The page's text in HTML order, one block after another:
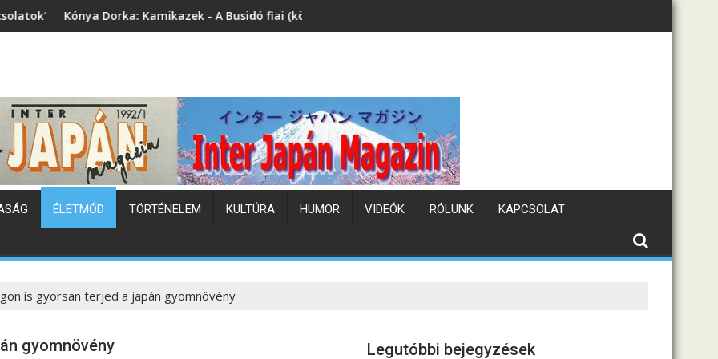
Kamikazek - A Busidó fiai (könyvbemutató)Japán hőhullám
ÉLETMÓD TÖRTÉNELEM KULTÚRA HUMOR VIDEÓK RÓLUNK KAPCSOLAT
is gyorsan terjed a japán gyomnövény
gyomnövény Legutóbbi bejegyzések